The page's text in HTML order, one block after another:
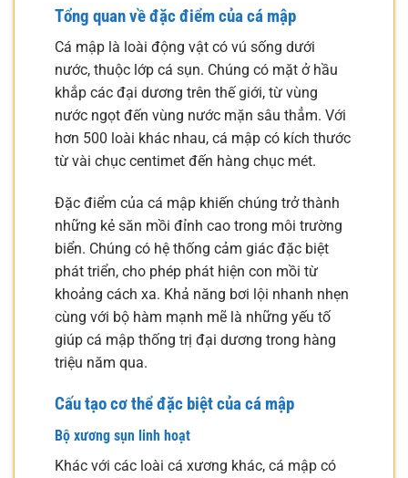
Tổng quan về đặc điểm của cá mập
Cá mập là loài động vật có vú sống dưới
nước, thuộc lớp cá sụn. Chúng có mặt ở hầu
khắp các đại dương trên thế giới, từ vùng
nước ngọt đến vùng nước mặn sâu thẳm. Với
hơn 500 loài khác nhau, cá mập có kích thước
từ vài chục centimet đến hàng chục mét.
Đặc điểm của cá mập khiến chúng trở thành
những kẻ săn mồi đỉnh cao trong môi trường
biển. Chúng có hệ thống cảm giác đặc biệt
phát triển, cho phép phát hiện con mồi từ
khoảng cách xa. Khả năng bơi lội nhanh nhẹn
cùng với bộ hàm mạnh mẽ là những yếu tố
giúp cá mập thống trị đại dương trong hàng
triệu năm qua.
Cấu tạo cơ thể đặc biệt của cá mập
Bộ xương sụn linh hoạt
Khác với các loài cá xương khác, cá mập có